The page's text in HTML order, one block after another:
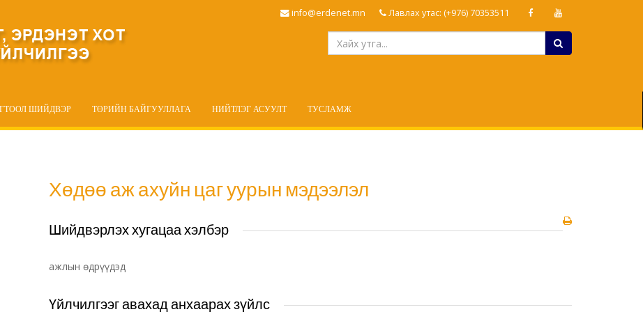
info@erdenet.mn Лавлах утас: (+976) 70353511
ШИЙДВЭР ТӨРИЙН БАЙГУУЛЛАГА НИЙТЛЭГ АСУУЛТ ТУСЛАМЖ
Хөдөө аж ахуйн цаг уурын мэдээлэл
Шийдвэрлэх хугацаа хэлбэр
ажлын өдрүүдэд
Үйлчилгээг авахад анхаарах зүйлс